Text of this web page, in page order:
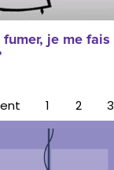
fumer, je me fais
1 2 3